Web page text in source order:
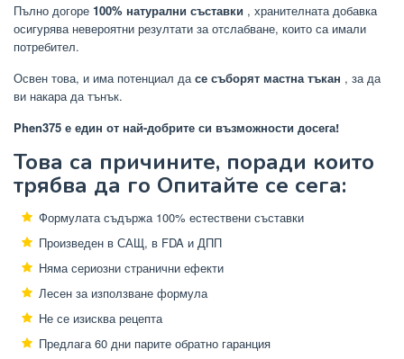
Пълно догоре 100% натурални съставки , хранителната добавка
осигурява невероятни резултати за отслабване, които са имали
потребител.
Освен това, и има потенциал дасе съборят мастна тъкан , за да
ви накара да тънък.
Phen375 е един от най-добрите си възможности досега!
Това са причините, поради които
трябва да го Опитайте се сега:
Формулата съдържа 100% естествени съставки
Произведен в САЩ, в FDA и ДПП
Няма сериозни странични ефекти
Лесен за използване формула
Не се изисква рецепта
Предлага 60 дни парите обратно гаранция